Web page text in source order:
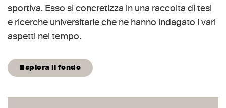
sportiva. Esso si concretizza in una raccolta di tesi
e ricerche universitarie che ne hanno indagato i vari
aspetti nel tempo.
Esplora il fondo